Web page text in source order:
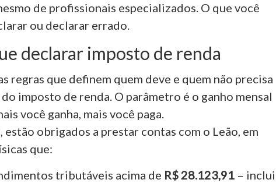
de profissionais especializados. O que você
ou declarar errado.
declarar imposto de renda
regras que definem quem deve e quem não precisa
imposto de renda. O parâmetro é o ganho mensal
você ganha, mais você paga.
estão obrigados a prestar contas com o Leão, em
que:
tributáveis acima de R$ 28.123,91– inclui